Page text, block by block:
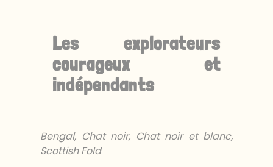
Les explorateurs
courageux et
indépendants
Bengal, Chat noir, Chat noir et blanc,
Scottish Fold